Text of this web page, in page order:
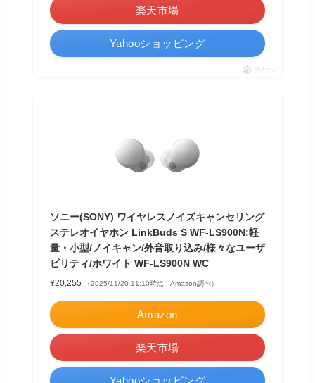
楽天市場
Yahooショッピング
ポチップ
ソニー(SONY) ワイヤレスノイズキャンセリング
ステレオイヤホン LinkBuds S WF-LS900N:軽
量・小型/ノイキャン/外音取り込み/様々なユーザ
ビリティ/ホワイト WF-LS900N WC
¥20,255 （2025/11/20 11:10時点 | Amazon調べ）
Amazon
楽天市場
Yahooショッピング